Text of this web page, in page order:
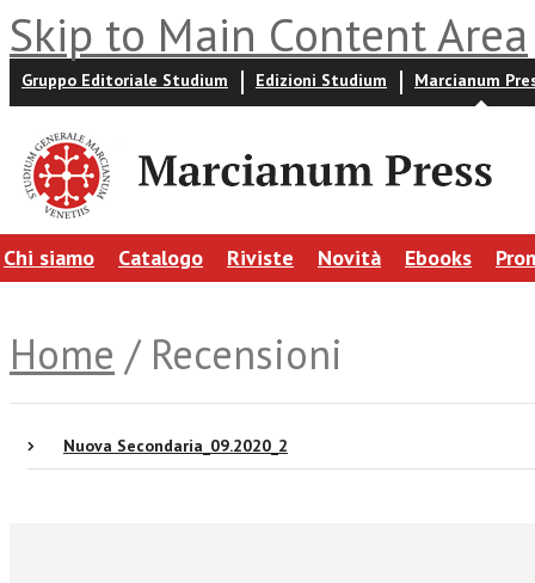
Skip to Main Content Area
Gruppo Editoriale Studium Edizioni Studium Marcianum
Chi siamo Catalogo Riviste Novità Ebooks
Home / Recensioni
Nuova Secondaria_09.2020_2